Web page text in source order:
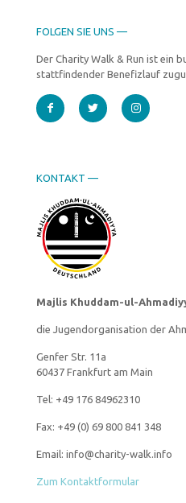
FOLGEN SIE UNS —
Der Charity Walk & Run ist ein
stattfindender Benefizlauf
KONTAKT —
Majlis Khuddam-ul-
die Jugendorganisation der
Genfer Str. 11a
60437 Frankfurt am Main
Tel: +49 176 84962310
Fax: +49 (0) 69 800 841 348
Email: info@charity-walk.info
Zum Kontaktformular